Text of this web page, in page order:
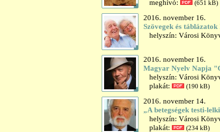
meghívó:
(651 kB)
2016. november 16.
Szövegek és
helyszín: Városi
2016. november 16.
Magyar Nyelv Napja
helyszín: Városi
plakát:
(190 kB)
2016. november 14.
„A betegségek testi-
helyszín: Városi
plakát:
(234 kB)